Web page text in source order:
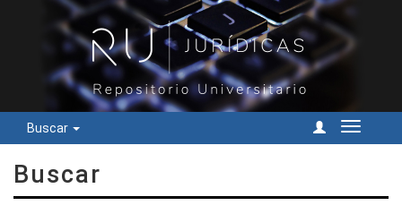
Buscar
Cambiar
Buscar